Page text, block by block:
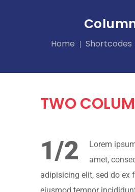
Home Shortcodes
TWO
1/2
Lorem
amet,
adipisicing elit, sed do ex